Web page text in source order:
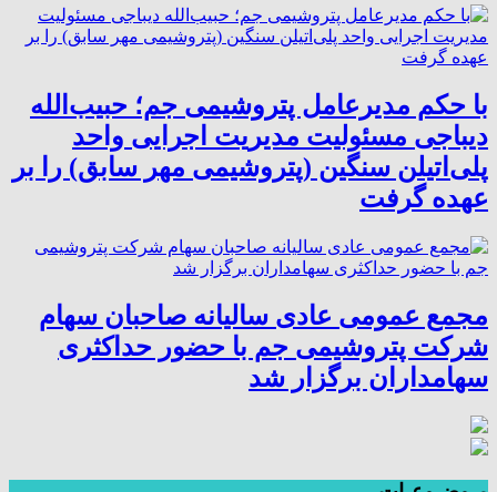
با حکم مدیرعامل پتروشیمی جم؛ حبیب‌الله
دیباجی مسئولیت مدیریت اجرایی واحد
پلی‌اتیلن سنگین (پتروشیمی مهر سابق) را بر
عهده گرفت
مجمع عمومی عادی سالیانه صاحبان سهام
شرکت پتروشیمی جم با حضور حداکثری
سهامداران برگزار شد